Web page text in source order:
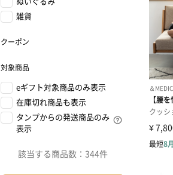
雑貨
クーポン
対象商品
eギフト対象商品のみ表示
在庫切れ商品も表示
タンプからの発送商品のみ
表示
該当する商品数： 344件